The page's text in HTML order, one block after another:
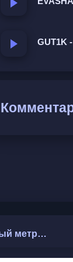
Ты
Каждый
Мощный
напряжение и
GUT1K
Слушать K407 - Черный метроном